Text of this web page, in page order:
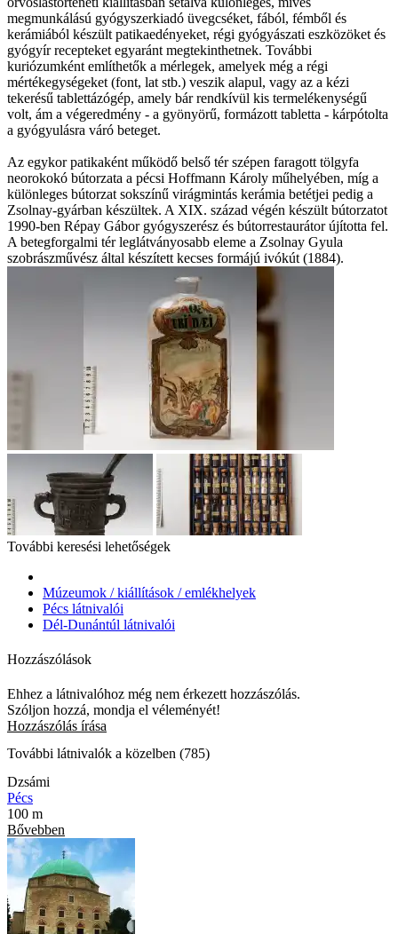
megmunkálású gyógyszerkiadó üvegcséket, fából, fémből és
kerámiából készült patikaedényeket, régi gyógyászati eszközöket és
gyógyír recepteket egyaránt megtekinthetnek. További
kuriózumként említhetők a mérlegek, amelyek még a régi
mértékegységeket (font, lat stb.) veszik alapul, vagy az a kézi
tekerésű tablettázógép, amely bár rendkívül kis termelékenységű
volt, ám a végeredmény - a gyönyörű, formázott tabletta - kárpótolta
a gyógyulásra váró beteget.
Az egykor patikaként működő belső tér szépen faragott tölgyfa
neorokokó bútorzata a pécsi Hoffmann Károly műhelyében, míg a
különleges bútorzat sokszínű virágmintás kerámia betétjei pedig a
Zsolnay-gyárban készültek. A XIX. század végén készült bútorzatot
1990-ben Répay Gábor gyógyszerész és bútorrestaurátor újította fel.
A betegforgalmi tér leglátványosabb eleme a Zsolnay Gyula
szobrászművész által készített kecses formájú ivókút (1884).
További keresési lehetőségek
Múzeumok / kiállítások / emlékhelyek
Pécs látnivalói
Dél-Dunántúl látnivalói
Hozzászólások
Ehhez a látnivalóhoz még nem érkezett hozzászólás.
Szóljon hozzá, mondja el véleményét!
Hozzászólás írása
További látnivalók a közelben (785)
Dzsámi
Pécs
100 m
Bővebben